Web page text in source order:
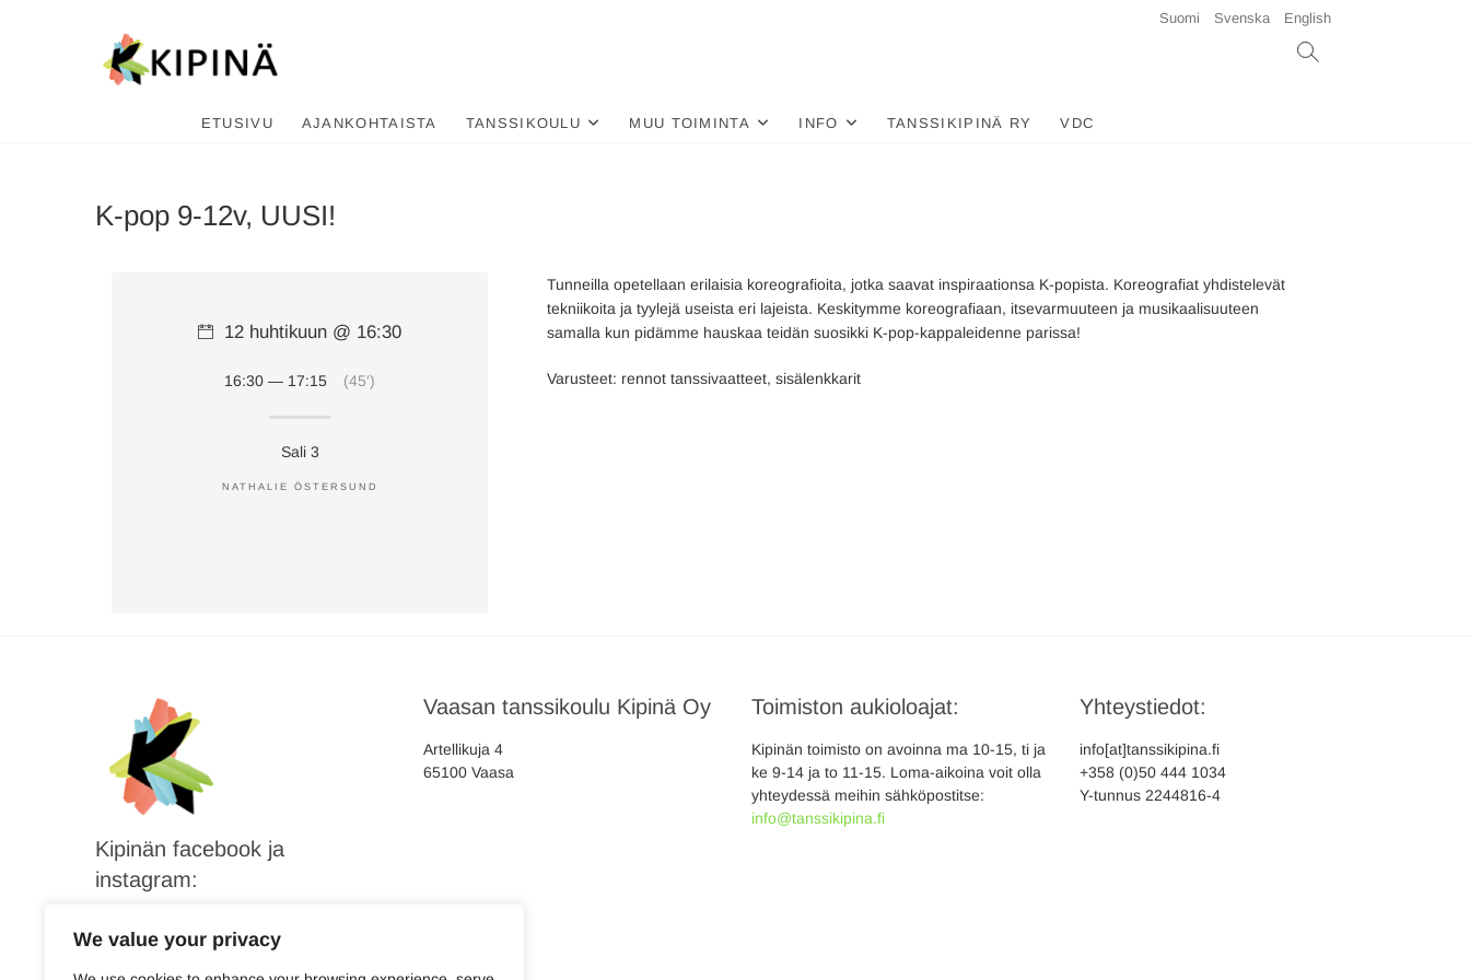
We value your privacy
Suomi Svenska English
ETUSIVU AJANKOHTAISTA TANSSIKOULU MUU TOIMINTA INFO TANSSIKIPINÄ RY VDC
K-pop 9-12v, UUSI!
Tunneilla opetellaan erilaisia koreografioita, jotka saavat inspiraationsa K-popista. Koreografiat yhdistelevät
tekniikoita ja tyylejä useista eri lajeista. Keskitymme koreografiaan, itsevarmuuteen ja musikaalisuuteen
samalla kun pidämme hauskaa teidän suosikki K-pop-kappaleidenne parissa!
Varusteet: rennot tanssivaatteet, sisälenkkarit
12 huhtikuun @ 16:30
16:30 — 17:15 (45′)
Sali 3
NATHALIE ÖSTERSUND
Kipinän facebook ja
instagram:
Vaasan tanssikoulu Kipinä Oy
Artellikuja 4
65100 Vaasa
Toimiston aukioloajat:
Kipinän toimisto on avoinna ma 10-15, ti ja
ke 9-14 ja to 11-15. Loma-aikoina voit olla
yhteydessä meihin sähköpostitse:
info@tanssikipina.fi
Yhteystiedot:
info[at]tanssikipina.fi
+358 (0)50 444 1034
Y-tunnus 2244816-4